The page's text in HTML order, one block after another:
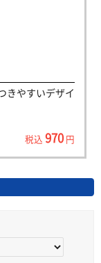
きやすいデザイ
税込 970円